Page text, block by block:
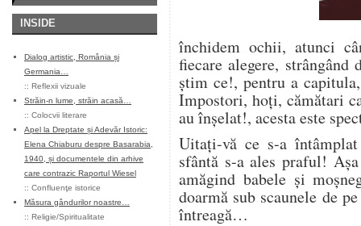
INSIDE
Dialog artistic, România și
Germania…
:: Reflexii vizuale
Străin-n lume, străin acasă…
:: Colocvii literare
Apel la Dreptate și Adevăr Istoric:
Elena Chiaburu despre Basarabia,
1940, și documentele din arhive
care contrazic Raportul Wiesel
:: Confluenţe istorice
Măsura gândurilor noastre…
:: Religie/Spiritualitate
închidem ochii, atunci
fiecare alegere,
ştim ce!, pentru a
Impostori, hoți, cămătari
au înşelat!, acesta este
Uitați-vă ce s-a
sfântă s-a ales praful!
amăgind babele şi
doarmă sub scaunele de
întreagă…